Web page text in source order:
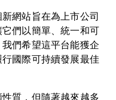
網站旨在為上市公司
們以簡單、統一和可
們希望這平台能獲企
國際可持續發展最佳
質，但隨著越來越多